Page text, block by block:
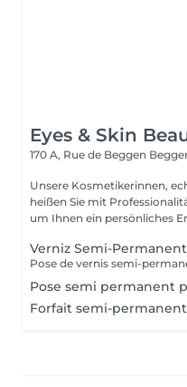
Eyes & Skin
170 A, Rue de Beggen
Unsere Kosmetikerinnen,
heißen Sie mit
um Ihnen ein persönliches
Verniz Semi-
Pose semi permanent
Forfait semi-